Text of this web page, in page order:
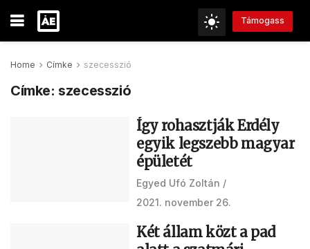
Támogass
Home Címke szecesszió
Címke: szecesszió
Így rohasztják Erdély
egyik legszebb magyar
épületét
Egyed Ufó Zoltán
2021. november 26.
Két állam közt a pad